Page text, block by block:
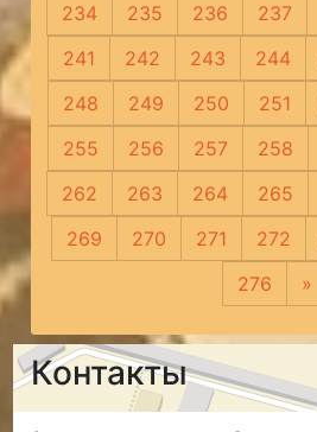
234
235 236 237
241
242 243 244
248
249 250 251
255
256 257 258
262
263 264 265
269
270 271 272
276
»
Контакты